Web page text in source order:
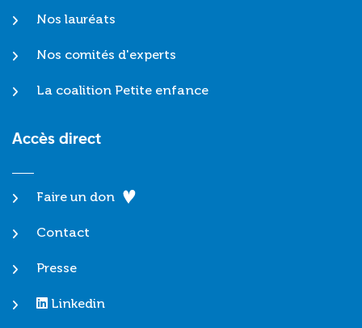
Nos lauréats
Nos comités d'experts
La coalition Petite enfance
Accès direct
Faire un don
Contact
Presse
Linkedin